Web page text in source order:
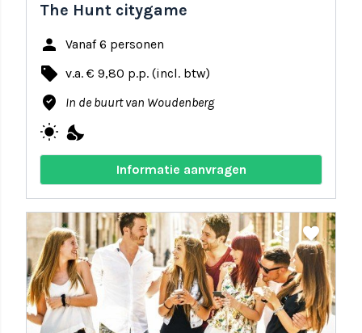
The Hunt citygame
person Vanaf 6 personen
local_offer v.a. € 9,80 p.p. (incl. btw)
where_to_vote In de buurt van Woudenberg
wb_sunny nights_stay
Informatie aanvragen
share favorite